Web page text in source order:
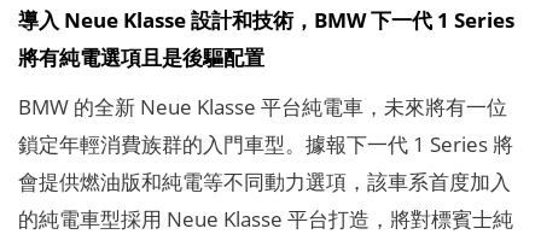
導入 Neue Klasse 設計和技術，BMW 下一代 1 Series
將有純電選項且是後驅配置
BMW 的全新 Neue Klasse 平台純電車，未來將有一位
鎖定年輕消費族群的入門車型。據報下一代 1 Series 將
會提供燃油版和純電等不同動力選項，該車系首度加入
的純電車型採用 Neue Klasse 平台打造，將對標賓士純